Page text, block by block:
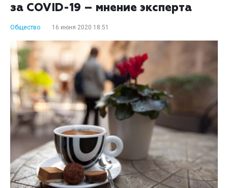
за COVID-19 – мнение эксперта
Общество 16 июня 2020 18:51